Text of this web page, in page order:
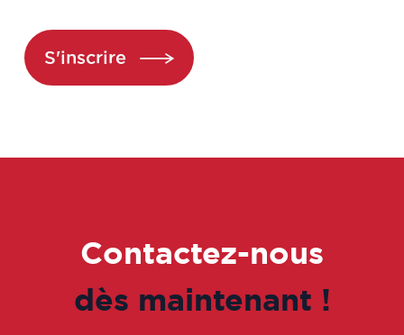
Attaché de recherche clinique /
Chargé études cliniques
S'inscrire
Contactez-nous
dès maintenant !